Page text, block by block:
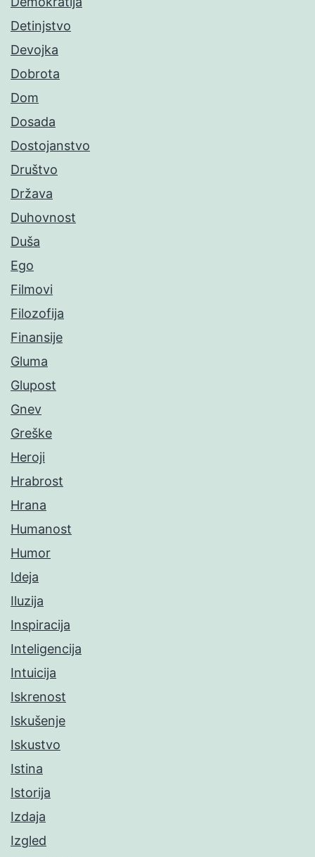
Detinjstvo
Devojka
Dobrota
Dom
Dosada
Dostojanstvo
Društvo
Država
Duhovnost
Duša
Ego
Filmovi
Filozofija
Finansije
Gluma
Glupost
Gnev
Greške
Heroji
Hrabrost
Hrana
Humanost
Humor
Ideja
Iluzija
Inspiracija
Inteligencija
Intuicija
Iskrenost
Iskušenje
Iskustvo
Istina
Istorija
Izdaja
Izgled